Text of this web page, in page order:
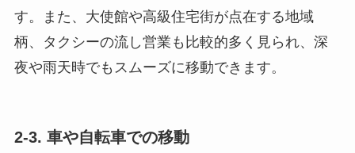
す。また、大使館や高級住宅街が点在する地域
柄、タクシーの流し営業も比較的多く見られ、深
夜や雨天時でもスムーズに移動できます。
2-3. 車や自転車での移動